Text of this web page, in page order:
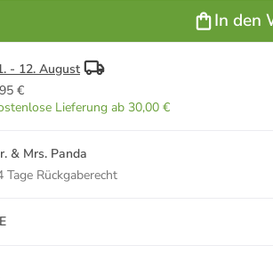
In den
- 12. August
€
Lieferung ab 30,00 €
& Mrs. Panda
Tage Rückgaberecht